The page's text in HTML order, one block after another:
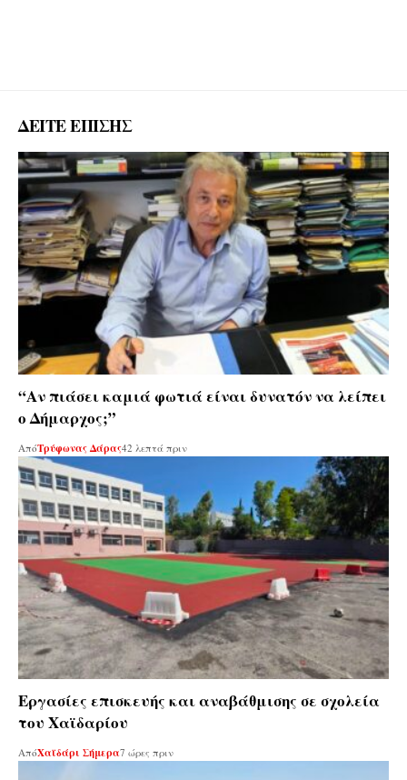
ΔΕΙΤΕ ΕΠΙΣΗΣ
“Αν πιάσει καμιά φωτιά είναι δυνατόν να λείπει
ο Δήμαρχος;”
ΑπόΤρύφωνας Δάρας42 λεπτά πριν
Εργασίες επισκευής και αναβάθμισης σε σχολεία
του Χαϊδαρίου
ΑπόΧαϊδάρι Σήμερα7 ώρες πριν